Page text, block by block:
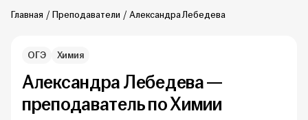
Главная Преподаватели Александра Лебедева
ОГЭ Химия
Александра Лебедева —
преподаватель по Химии